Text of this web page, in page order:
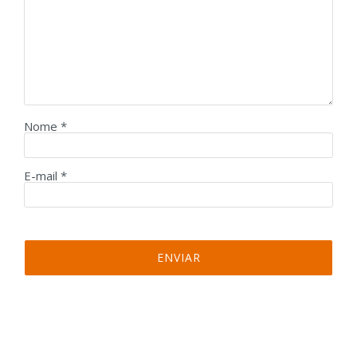
Nome *
E-mail *